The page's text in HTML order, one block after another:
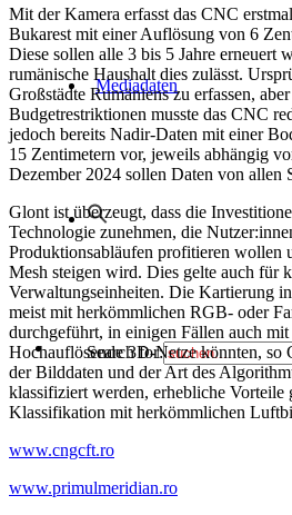
Mediadaten
Search for:
Mit der Kamera erfasst das CNC
Bukarest mit einer Auflösung von 6
Diese sollen alle 3 bis 5 Jahre erneuert
rumänische Haushalt dies zulässt.
Großstädte Rumäniens zu erfassen,
Budgetrestriktionen musste das CNC
jedoch bereits Nadir-Daten mit einer
15 Zentimetern vor, jeweils abhängig
Dezember 2024 sollen Daten von allen
Glont ist überzeugt, dass die
Technologie zunehmen, die
Produktionsabläufen profitieren wollen
Mesh steigen wird. Dies gelte auch für
Verwaltungseinheiten. Die Kartierung
meist mit herkömmlichen RGB- oder
durchgeführt, in einigen Fällen auch
Hochauflösende 3D-Netze könnten, so
der Bilddaten und der Art des
klassifiziert werden, erhebliche Vorteile
Klassifikation mit herkömmlichen
www.cngcft.ro
www.primulmeridian.ro